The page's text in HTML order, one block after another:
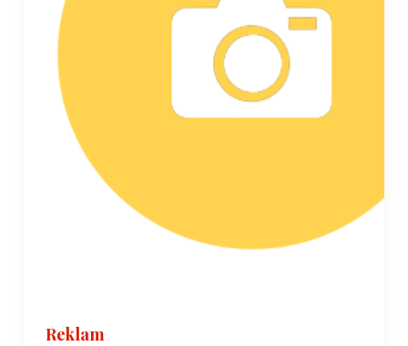
Reklam